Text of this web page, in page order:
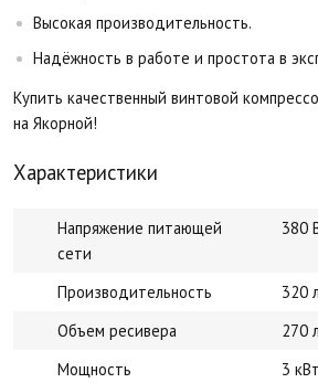
Высокая производительность.
Надёжность в работе и простота в
Купить качественный винтовой
на Якорной!
Характеристики
Напряжение питающей
сети
380
Производительность
320
Объем ресивера
270 л
Мощность
3 кВт